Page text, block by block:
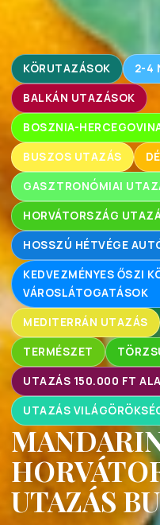
KÖRUTAZÁSOK 2-4
BALKÁN UTAZÁSOK
BOSZNIA-
BUSZOS UTAZÁS
GASZTRONÓMIAI
HORVÁTORSZÁG
HOSSZÚ HÉTVÉGE
KEDVEZMÉNYES ŐSZI
VÁROSLÁTOGATÁSOK
MEDITERRÁN UTAZÁS
TERMÉSZET
UTAZÁS 150.000 FT
UTAZÁS
UTAZÁS